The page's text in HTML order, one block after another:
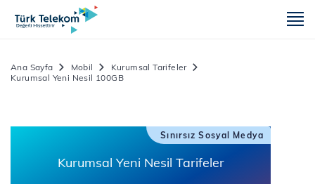
Ana Sayfa Mobil
Kurumsal Tarifeler
Kurumsal Yeni Nesil 100GB
Sınırsız Sosyal Medya
Kurumsal Yeni Nesil Tarifeler